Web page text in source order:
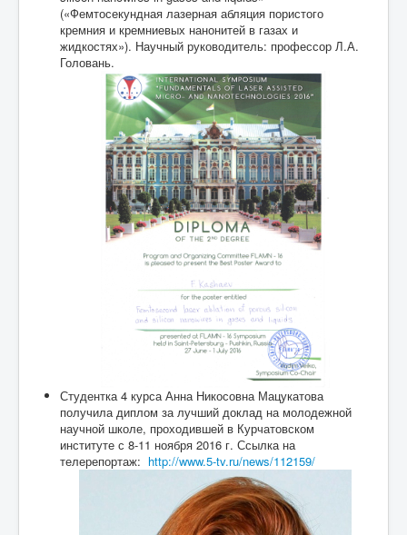
(«Фемтосекундная лазерная абляция пористого
кремния и кремниевых нанонитей в газах и
жидкостях»). Научный руководитель: профессор Л.А.
Головань.
Студентка 4 курса Анна Никосовна Мацукатова
получила диплом за лучший доклад на молодежной
научной школе, проходившей в Курчатовском
институте с 8-11 ноября 2016 г. Ссылка на
телерепортаж: http://www.5-tv.ru/news/112159/